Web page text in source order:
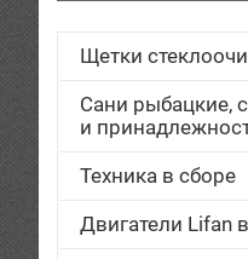
Щетки
Сани рыбацкие,
и
Техника в сборе
Двигатели Lifan